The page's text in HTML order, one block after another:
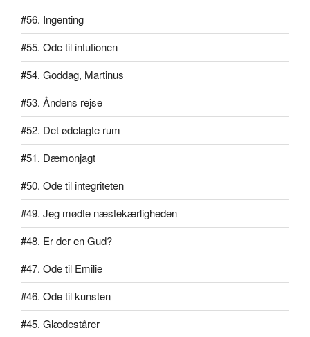
#56. Ingenting
#55. Ode til intutionen
#54. Goddag, Martinus
#53. Åndens rejse
#52. Det ødelagte rum
#51. Dæmonjagt
#50. Ode til integriteten
#49. Jeg mødte næstekærligheden
#48. Er der en Gud?
#47. Ode til Emilie
#46. Ode til kunsten
#45. Glædestårer